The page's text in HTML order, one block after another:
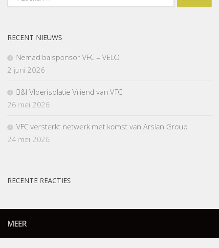
naar:
RECENT NIEUWS
Nemad balsponsor VFC – VELO
2 juni 2026
B&I Vloerisolatie Vriend van VFC
26 mei 2026
VFC versterkt netwerk met komst van Arslan Group
24 mei 2026
RECENTE REACTIES
MEER